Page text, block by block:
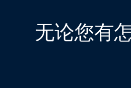
无论您有